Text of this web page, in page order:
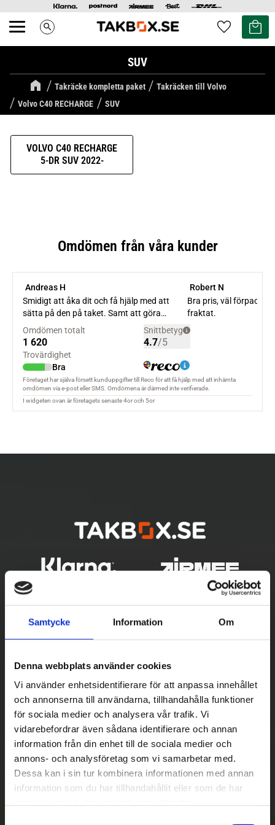
Samtycke Information Om
Denna webbplats använder cookies
Vi använder enhetsidentifierare för att anpassa innehållet
och annonserna till användarna, tillhandahålla funktioner
för sociala medier och analysera vår trafik. Vi
vidarebefordrar även sådana identifierare och annan
information från din enhet till de sociala medier och
annons- och analysföretag som vi samarbetar med.
Dessa kan i sin tur kombinera informationen med annan
information som du har tillhandahållit eller som de har
Meny search Favoriter
Kundvagn
SUV
Takräcke kompletta paket
Takräcken till Volvo
Volvo C40 RECHARGE
SUV
VOLVO C40 RECHARGE
5-DR SUV 2022-
Betala säkert
|| Välj ||
Snabba leveranser
||
Eller ||
Hämta på lagret med/utan montering